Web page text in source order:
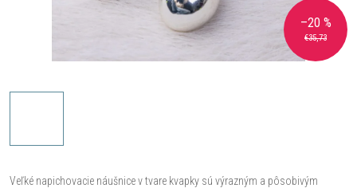
€35,73
–20 %
Veľké napichovacie náušnice v tvare kvapky sú výrazným a pôsobivým